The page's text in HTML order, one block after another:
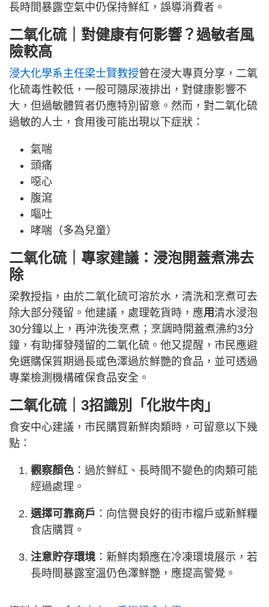
長時間暴露空氣中仍保持鮮紅，誤導消費者。
二氧化硫｜對健康有何影響？過敏者風
險較高
浸大化學系主任梁士賢教授曾在浸大專頁分享，二氧
化硫毒性較低，一般可隨尿液排出，對健康影響不
大，但過敏體質者仍應特別留意。然而，對二氧化硫
過敏的人士，食用後可能出現以下症狀：
氣喘
頭痛
噁心
腹瀉
嘔吐
哮喘（多為兒童）
二氧化硫｜專家建議：浸泡開蓋煮沸去
除
梁教授指，由於二氧化硫可溶於水，清洗和烹煮可去
除大部分殘留。他建議，處理乾貨時，應用清水浸泡
30分鐘以上，再沖洗後烹煮；烹調時開蓋煮沸約3分
鐘，有助揮發殘留的二氧化硫。他又提醒，市民應避
免選購保質期過長或色澤過於鮮艷的食品，並可透過
專業檢測機構確保食品安全。
二氧化硫｜3招識別「化妝牛肉」
食安中心建議，市民購買新鮮肉類時，可留意以下幾
點：
觀察顏色 ：過於鮮紅、長時間不變色的肉類可能
經過處理。
選擇可靠商戶 ：向信譽良好的街市檔戶或新鮮糧
食店購買。
注意貯存環境 ：新鮮肉類應在冷凍環境展示，若
長時間暴露室溫仍色澤鮮艷，應提高警覺。